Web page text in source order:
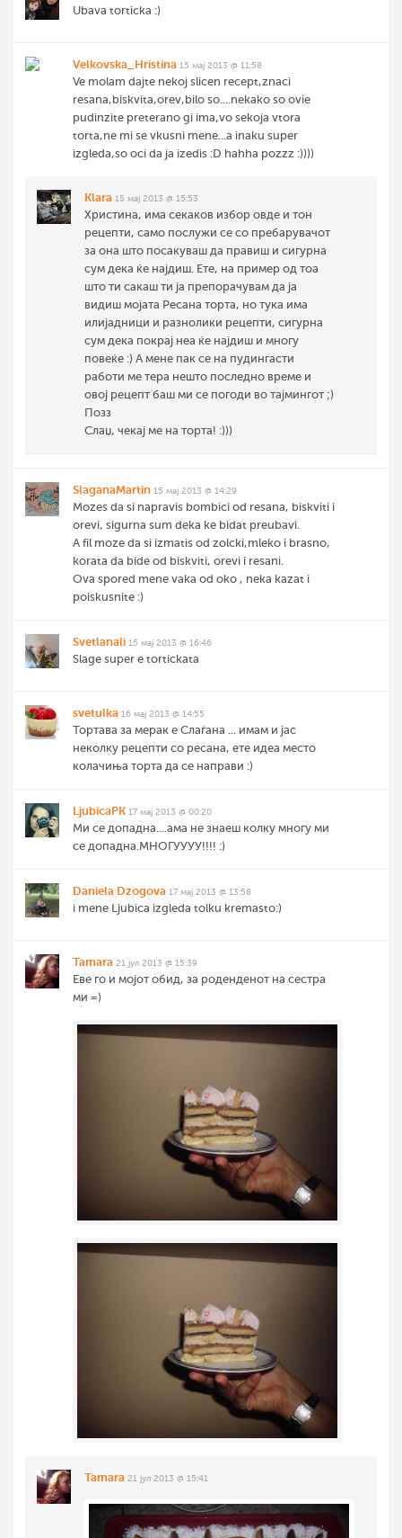
Ubava torticka :)
Velkovska_Hristina 15 мај 2013 @ 11:58
Ve molam dajte nekoj slicen recept,znaci
resana,biskvita,orev,bilo so....nekako so ovie
pudinzite preterano gi ima,vo sekoja vtora
torta,ne mi se vkusni mene...a inaku super
izgleda,so oci da ja izedis :D hahha pozzz :))))
Klara 15 мај 2013 @ 15:53
Христина, има секаков избор овде и тон
рецепти, само послужи се со пребарувачот
за она што посакуваш да правиш и сигурна
сум дека ќе најдиш. Ете, на пример од тоа
што ти сакаш ти ја препорачувам да ја
видиш мојата Ресана торта, но тука има
илијадници и разнолики рецепти, сигурна
сум дека покрај неа ќе најдиш и многу
повеќе :) А мене пак се на пудингасти
работи ме тера нешто последно време и
овој рецепт баш ми се погоди во тајмингот ;)
Позз
Слаџ, чекај ме на торта! :)))
SlaganaMartin 15 мај 2013 @ 14:29
Mozes da si napravis bombici od resana, biskviti i
orevi, sigurna sum deka ke bidat preubavi.
A fil moze da si izmatis od zolcki,mleko i brasno,
korata da bide od biskviti, orevi i resani.
Ova spored mene vaka od oko , neka kazat i
poiskusnite :)
Svetlanali 15 мај 2013 @ 16:46
Slage super e tortickata
svetulka 16 мај 2013 @ 14:55
Тортава за мерак е Слаѓана ... имам и јас
неколку рецепти со ресана, ете идеа место
колачиња торта да се направи :)
LjubicaPK 17 мај 2013 @ 00:20
Ми се допадна....ама не знаеш колку многу ми
се допадна.МНОГУУУУ!!!! :)
Daniela Dzogova 17 мај 2013 @ 13:58
i mene Ljubica izgleda tolku kremasto:)
Tamara 21 јул 2013 @ 15:39
Еве го и мојот обид, за роденденот на сестра
ми =)
Tamara 21 јул 2013 @ 15:41